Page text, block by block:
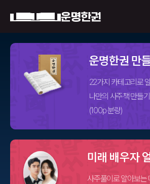
×
운명한권 보기
미래 배우자 얼굴
정통사주
신년운세
회원가입
운명한권 만
22가지 카테고리로
나만의 사주책 만들기
미래 배우자
사주풀이로 알아보는